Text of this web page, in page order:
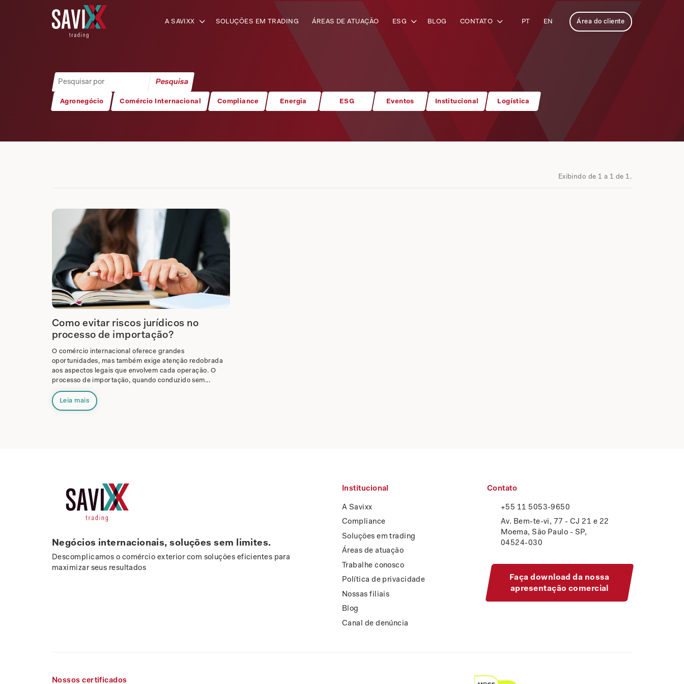
A SAVIXX SOLUÇÕES EM TRADING ÁREAS DE ATUAÇÃO ESG BLOG CONTATO PT EN Área do cliente
Agronegócio Comércio Internacional Compliance Energia ESG Eventos Institucional Logística
Exibindo de 1 a 1 de 1.
Como evitar riscos jurídicos no
processo de importação?
O comércio internacional oferece grandes
oportunidades, mas também exige atenção redobrada
aos aspectos legais que envolvem cada operação. O
processo de importação, quando conduzido sem...
Leia mais
Negócios internacionais, soluções sem limites.
Descomplicamos o comércio exterior com soluções eficientes para
maximizar seus resultados
Institucional
A Savixx
Compliance
Soluções em trading
Áreas de atuação
Trabalhe conosco
Política de privacidade
Nossas filiais
Blog
Canal de denúncia
Contato
+55 11 5053-9650
Av. Bem-te-vi, 77 - CJ 21 e 22
Moema, São Paulo - SP,
04524-030
Faça download da nossa
apresentação comercial
Nossos certificados